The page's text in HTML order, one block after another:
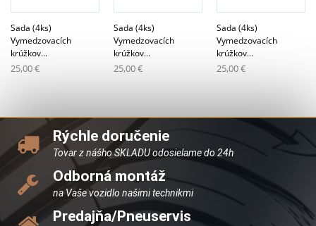
Sada (4ks)
Vymedzovacích
krúžkov...
25,00 €
Sada (4ks)
Vymedzovacích
krúžkov...
25,00 €
Sada (4ks)
Vymedzovacích
krúžkov...
25,00 €
Rýchle doručenie
Tovar z nášho SKLADU odosielame do 24h
Odborná montáž
na Vaše vozidlo našimi technikmi
Predajňa/Pneuservis